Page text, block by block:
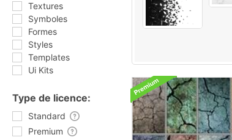
Textures
Symboles
Formes
Styles
Templates
Ui Kits
Type de licence:
Standard
Premium